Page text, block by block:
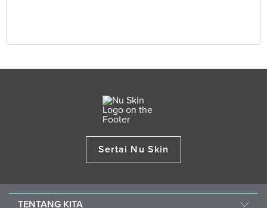
Sertai Nu Skin
TENTANG KITA